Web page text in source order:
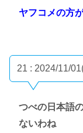
ヤフコメの方
21 : 2024/11/
つべの日本語
ないわね